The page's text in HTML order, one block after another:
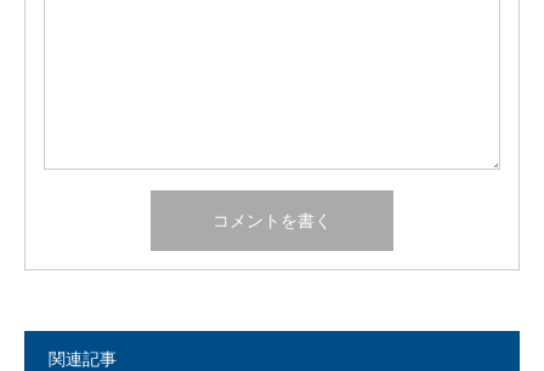
関連記事